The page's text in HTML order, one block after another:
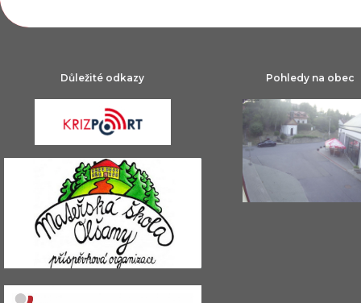
Důležité odkazy Pohledy na obec